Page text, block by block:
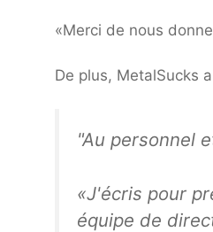
«Merci de nous
De plus, MetalSucks
"Au personnel
«J'écris pour
équipe de